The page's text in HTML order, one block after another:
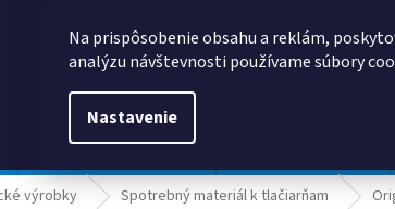
Na prispôsobenie obsahu a reklám,
analýzu návštevnosti používame súbory
Nastavenie
výrobky Spotrebný materiál k tlačiarňam